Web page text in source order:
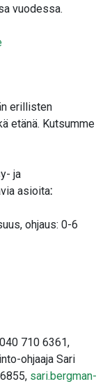
vuodessa.
erillisten
etänä. Kutsumme
ja
asioita:
ohjaus: 0-6
710 6361,
ohjaaja Sari
sari.bergman-